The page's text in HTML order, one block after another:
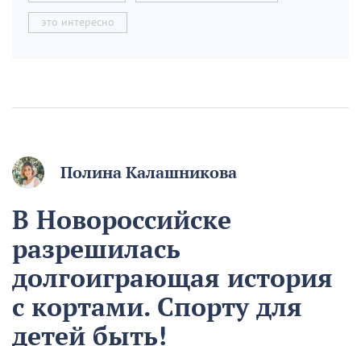
это интересно
Полина Калашникова
В Новороссийске
разрешилась
долгоиграющая история
с кортами. Спорту для
детей быть!